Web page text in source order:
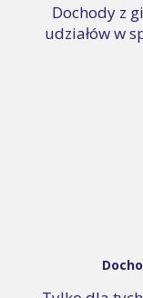
Dochody z
udziałów w